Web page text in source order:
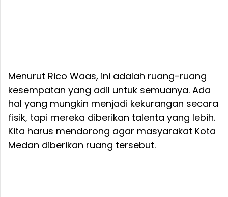
Menurut Rico Waas, ini adalah ruang-ruang
kesempatan yang adil untuk semuanya. Ada
hal yang mungkin menjadi kekurangan secara
fisik, tapi mereka diberikan talenta yang lebih.
Kita harus mendorong agar masyarakat Kota
Medan diberikan ruang tersebut.